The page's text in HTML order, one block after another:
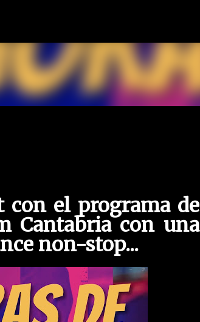
con el programa de
Cantabria con una
non-stop...